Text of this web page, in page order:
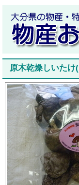
原木乾燥しいたけ